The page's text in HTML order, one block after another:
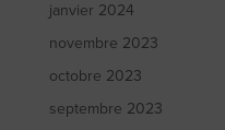
janvier 2024
novembre 2023
octobre 2023
septembre 2023